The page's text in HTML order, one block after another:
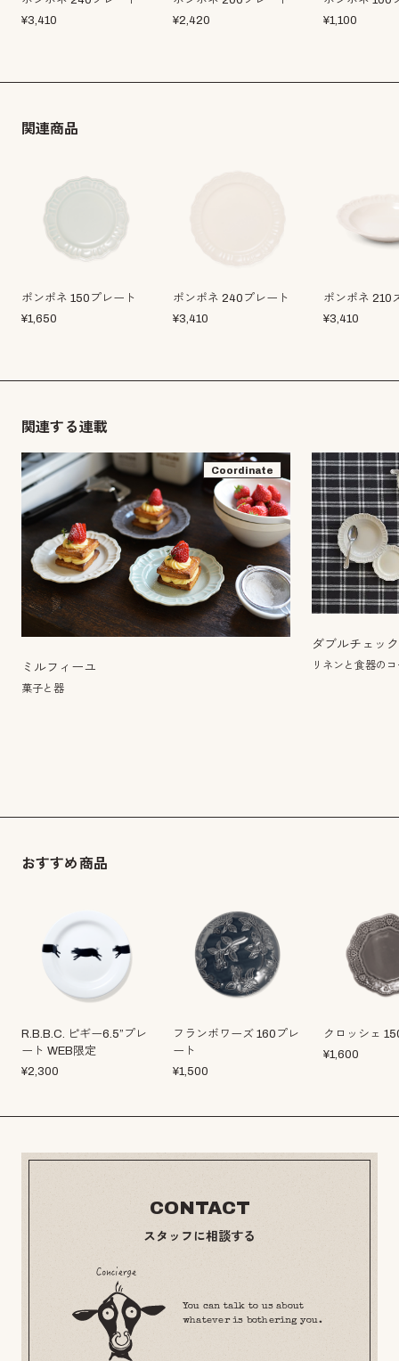
¥3,410
¥2,420
¥1,100
関連商品
ポンポネ 150プレート
¥1,650
ポンポネ 240プレート
¥3,410
ポンポネ 210
¥3,410
関連する連載
Coordinate
ミルフィーユ
菓子と器
ダブルチェッ
リネンと食器の
おすすめ商品
R.B.B.C. ピギー6.5”プレ
ート WEB限定
¥2,300
フランボワーズ 160プレ
ート
¥1,500
クロッシェ
¥1,600
CONTACT
スタッフに相談する
You can talk to us about
whatever is bothering you.